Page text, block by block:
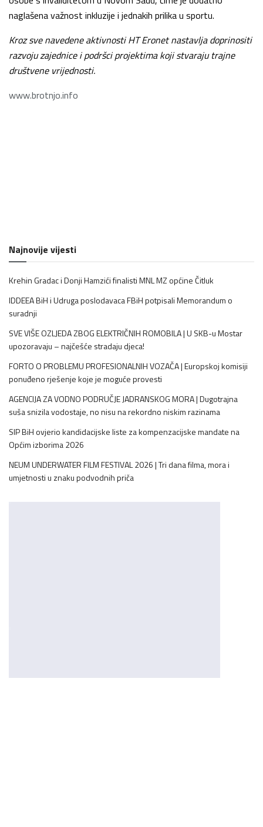
naglašena važnost inkluzije i jednakih prilika u sportu.
Kroz sve navedene aktivnosti HT Eronet nastavlja doprinositi
razvoju zajednice i podršci projektima koji stvaraju trajne
društvene vrijednosti.
www.brotnjo.info
Najnovije vijesti
Krehin Gradac i Donji Hamzići finalisti MNL MZ općine Čitluk
IDDEEA BiH i Udruga poslodavaca FBiH potpisali Memorandum o
suradnji
SVE VIŠE OZLJEDA ZBOG ELEKTRIČNIH ROMOBILA | U SKB-u Mostar
upozoravaju – najčešće stradaju djeca!
FORTO O PROBLEMU PROFESIONALNIH VOZAČA | Europskoj komisiji
ponuđeno rješenje koje je moguće provesti
AGENCIJA ZA VODNO PODRUČJE JADRANSKOG MORA | Dugotrajna
suša snizila vodostaje, no nisu na rekordno niskim razinama
SIP BiH ovjerio kandidacijske liste za kompenzacijske mandate na
Općim izborima 2026
NEUM UNDERWATER FILM FESTIVAL 2026 | Tri dana filma, mora i
umjetnosti u znaku podvodnih priča